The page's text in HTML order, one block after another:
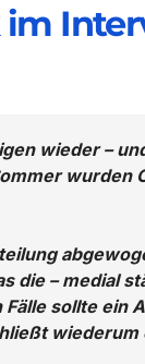
wieder –
wurden
die – medial
sollte ein